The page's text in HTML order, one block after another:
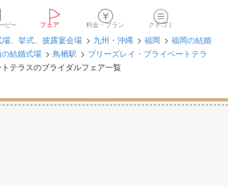
ビー フェア 料金・プラン クチコミ
場、挙式、披露宴会場 九州・沖縄 福岡
福岡の結婚
結婚式場 鳥栖駅
ブリーズレイ・プライベートテラ
テラスのブライダルフェア一覧